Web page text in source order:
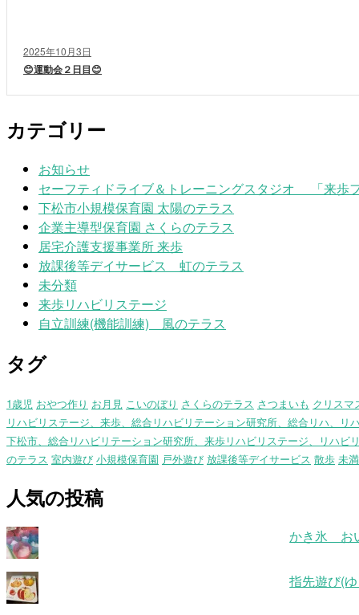
2025年10月3日
😊運動会２日目😊
カテゴリー
お知らせ
セーフティドライブ＆トレーニングスタジオ 「来歩
下松市小規模保育園 太陽のテラス
企業主導型保育園 さくらのテラス
居宅介護支援事業所 来歩
放課後等デイサービス 虹のテラス
未分類
来歩リハビリステージ
自立訓練(機能訓練) 風のテラス
タグ
1歳児 おやつ作り お月見 こいのぼり さくらのテラス さつまいも クリスマ
リハビリステージ、来歩、総合リハビリテーション研究所、総合リハ、リ
下松市、総合リハビリテーション研究所、来歩リハビリステージ、リハビ
のテラス 室内遊び 小規模保育園 戸外遊び 放課後等デイサービス 散歩 未
人気の投稿
かき氷 お
指先遊び(